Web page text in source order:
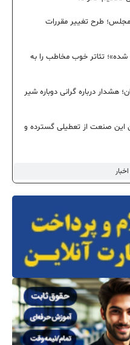
مجلس؛ طرح تغییر مقررات
شده»؛ تئاتر خوب مخاطب را به
درباره گرانی دوباره شیر
این صنعت از تعطیلی گسترده و